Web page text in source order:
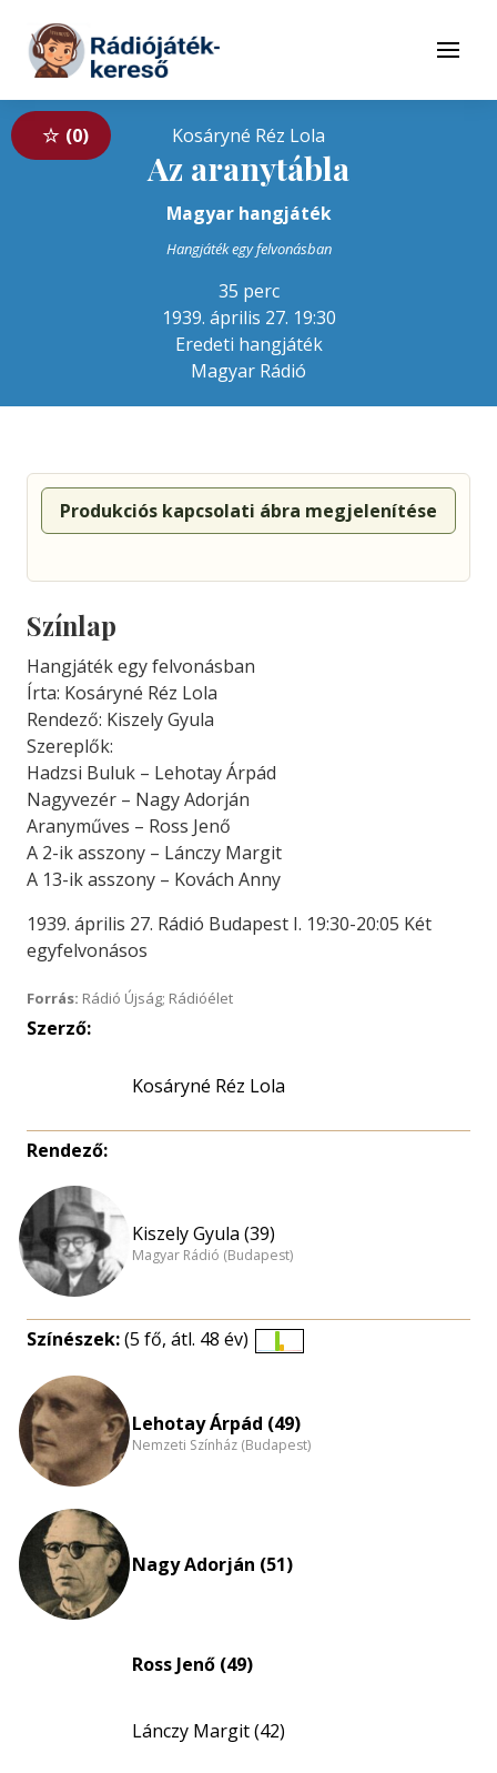
Tovább a tartalomhoz
Menü
0 Kosáryné Réz Lola
Az aranytábla
Magyar hangjáték
Hangjáték egy felvonásban
35 perc
1939. április 27. 19:30
Eredeti hangjáték
Magyar Rádió
Produkciós kapcsolati ábra megjelenítése
Színlap
Hangjáték egy felvonásban
Írta: Kosáryné Réz Lola
Rendező: Kiszely Gyula
Szereplők:
Hadzsi Buluk – Lehotay Árpád
Nagyvezér – Nagy Adorján
Aranyműves – Ross Jenő
A 2-ik asszony – Lánczy Margit
A 13-ik asszony – Kovách Anny
1939. április 27. Rádió Budapest I. 19:30-20:05 Két
egyfelvonásos
Forrás: Rádió Újság; Rádióélet
Szerző:
Kosáryné Réz Lola
Rendező:
Kiszely Gyula (39)
Magyar Rádió (Budapest)
Színészek:(5 fő, átl. 48 év)
nagyítása
Lehotay Árpád (49)
Nemzeti Színház (Budapest)
Nagy Adorján (51)
Ross Jenő (49)
Lánczy Margit (42)